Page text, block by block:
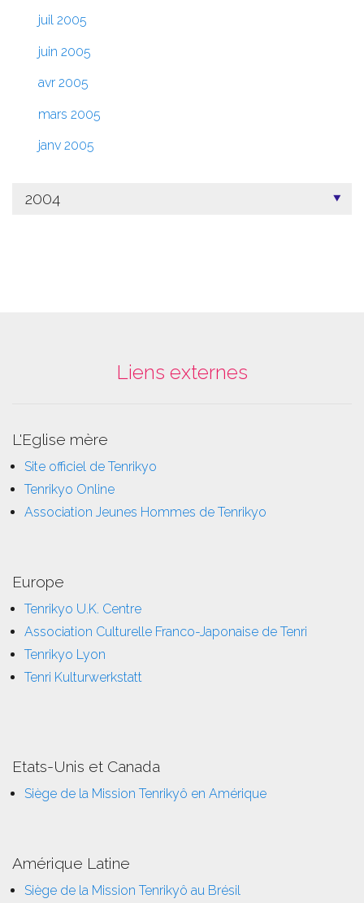
juil 2005
juin 2005
avr 2005
mars 2005
janv 2005
2004
Liens externes
L'Eglise mère
Site officiel de Tenrikyo
Tenrikyo Online
Association Jeunes Hommes de Tenrikyo
Europe
Tenrikyo U.K. Centre
Association Culturelle Franco-Japonaise de Tenri
Tenrikyo Lyon
Tenri Kulturwerkstatt
Etats-Unis et Canada
Siège de la Mission Tenrikyô en Amérique
Amérique Latine
Siège de la Mission Tenrikyô au Brésil